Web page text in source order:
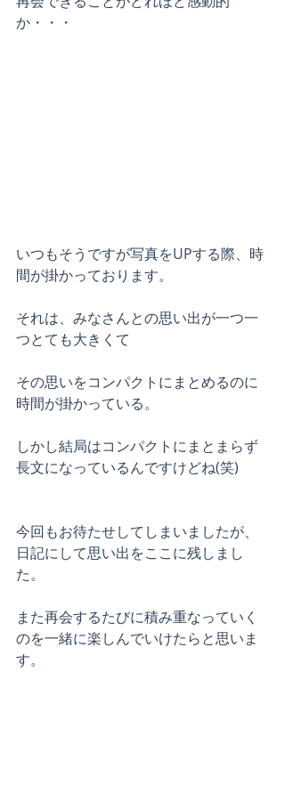
か・・・
いつもそうですが写真をUPする際、時
間が掛かっております。
それは、みなさんとの思い出が一つ一
つとても大きくて
その思いをコンパクトにまとめるのに
時間が掛かっている。
しかし結局はコンパクトにまとまらず
長文になっているんですけどね(笑)
今回もお待たせしてしまいましたが、
日記にして思い出をここに残しまし
た。
また再会するたびに積み重なっていく
のを一緒に楽しんでいけたらと思いま
す。